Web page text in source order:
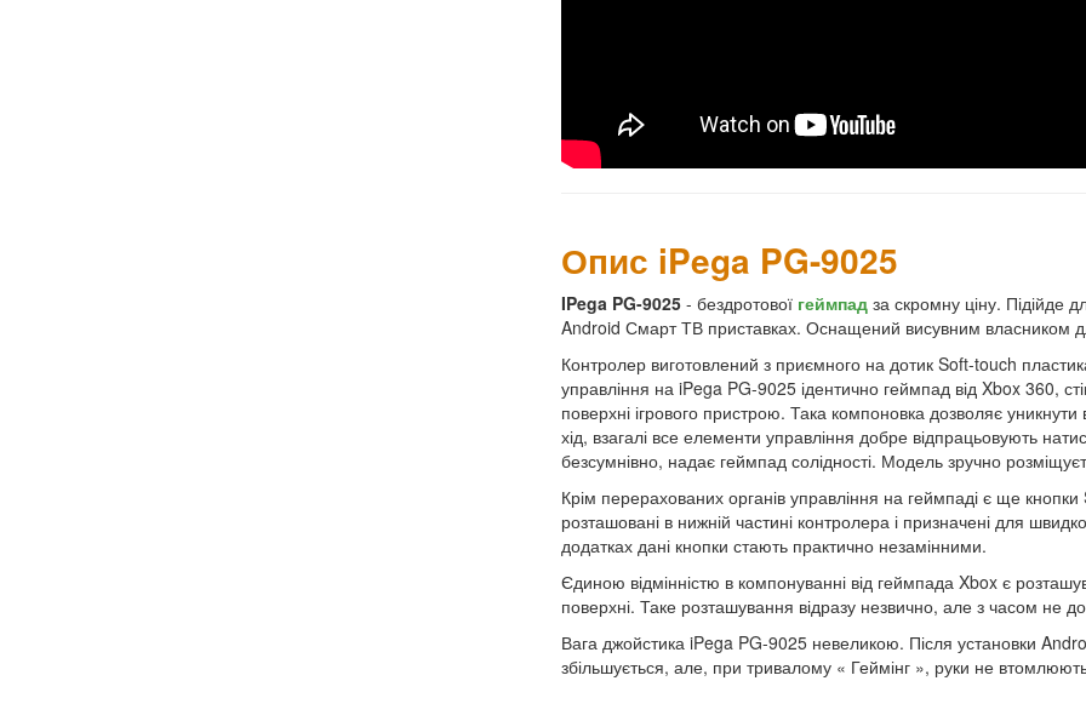
Опис iPega PG-9025
IPega PG-9025 - бездротової геймпад за скромну ціну. Підійде
Android Смарт ТВ приставках. Оснащений висувним власником
Контролер виготовлений з приємного на дотик Soft-touch
управління на iPega PG-9025 ідентично геймпад від Xbox 360,
поверхні ігрового пристрою. Така компоновка дозволяє
хід, взагалі все елементи управління добре відпрацьовують
безсумнівно, надає геймпад солідності. Модель зручно
Крім перерахованих органів управління на геймпаді є ще
розташовані в нижній частині контролера і призначені для
додатках дані кнопки стають практично незамінними.
Єдиною відмінністю в компонуванні від геймпада Xbox є
поверхні. Таке розташування відразу незвично, але з часом не
Вага джойстика iPega PG-9025 невеликою. Після установки
збільшується, але, при тривалому « Геймінг », руки не